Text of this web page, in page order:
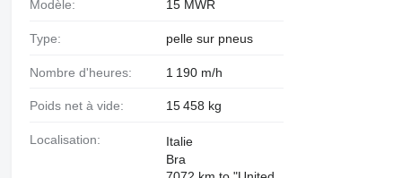
Modèle: 15 MWR
Type: pelle sur pneus
Nombre d'heures: 1 190 m/h
Poids net à vide: 15 458 kg
Localisation:
Italie
Bra